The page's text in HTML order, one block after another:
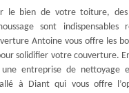
le bien de votre toiture,
sont indispensables
Antoine vous offre les
solidifier votre couverture.
entreprise de nettoyage
à Diant qui vous offre